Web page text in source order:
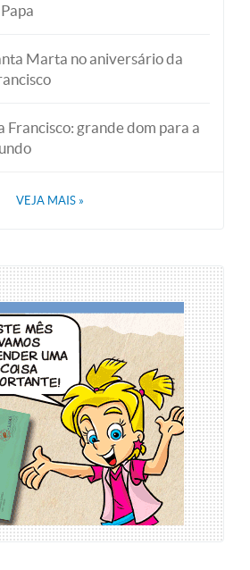
Marta no aniversário da
Francisco: grande dom para a
VEJA MAIS »